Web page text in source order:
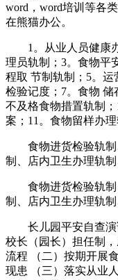
word，word培训等各
在熊猫办公。
1。从业人员健康办
理员轨制；3。食物平
程取 节制轨制；5。
检验记度；7。食物 储
不及格食物措置轨制
案；11。食物留样办理
食物进货检验轨制
制、店内卫生办理轨
食物进货检验轨制
制、店内卫生办理轨
长儿园平安自查演
校长（园长）担任制
流程 （二）按期开展
现患 （三）落实从业